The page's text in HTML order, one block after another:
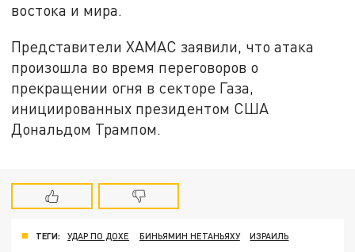
востока и мира.
Представители ХАМАС заявили, что атака
произошла во время переговоров о
прекращении огня в секторе Газа,
инициированных президентом США
Дональдом Трампом.
ТЕГИ: УДАР ПО ДОХЕ БИНЬЯМИН НЕТАНЬЯХУ ИЗРАИЛЬ